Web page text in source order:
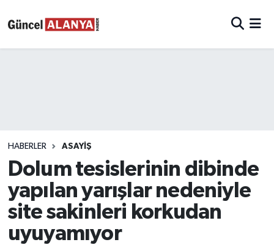
HABERLER ASAYIŞ
Dolum tesislerinin dibinde
yapılan yarışlar nedeniyle
site sakinleri korkudan
uyuyamıyor